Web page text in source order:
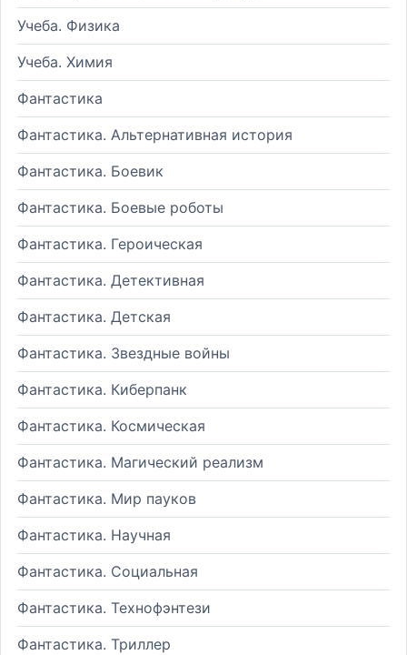
Учеба. Физика
Учеба. Химия
Фантастика
Фантастика. Альтернативная история
Фантастика. Боевик
Фантастика. Боевые роботы
Фантастика. Героическая
Фантастика. Детективная
Фантастика. Детская
Фантастика. Звездные войны
Фантастика. Киберпанк
Фантастика. Космическая
Фантастика. Магический реализм
Фантастика. Мир пауков
Фантастика. Научная
Фантастика. Социальная
Фантастика. Технофэнтези
Фантастика. Триллер